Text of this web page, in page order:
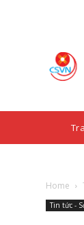
Home
Tin tức -